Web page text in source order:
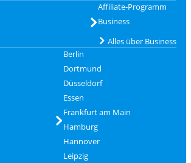
Affiliate-Programm
Business
Alles über Business
Berlin
Dortmund
Düsseldorf
Essen
Frankfurt am Main
Hamburg
Hannover
Leipzig